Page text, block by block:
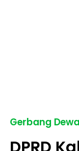
Gerbang